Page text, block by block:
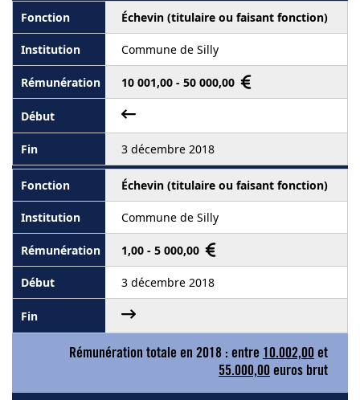
Échevin (titulaire ou faisant fonction)
Commune de Silly
10 001,00 - 50 000,00
3 décembre 2018
Échevin (titulaire ou faisant fonction)
Commune de Silly
1,00 - 5 000,00
3 décembre 2018
Rémunération totale en 2018 : entre 10.002,00 et
55.000,00 euros brut